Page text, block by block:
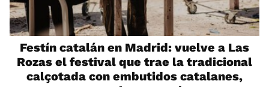
Festín catalán en Madrid: vuelve a Las
Rozas el festival que trae la tradicional
calçotada con embutidos catalanes,